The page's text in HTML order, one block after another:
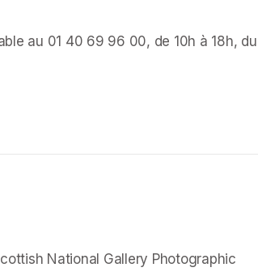
au 01 40 69 96 00, de 10h à 18h, du
National Gallery Photographic